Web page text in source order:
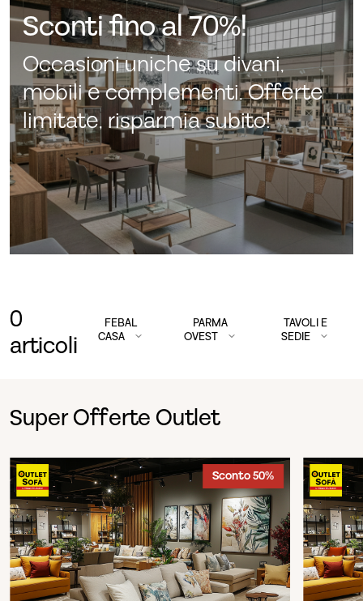
Sconti fino al 70%!
Occasioni uniche su divani,
mobili e complementi. Offerte
limitate, risparmia subito!
0
articoli
FEBAL
CASA
PARMA
OVEST
TAVOLI E
SEDIE
Super Offerte Outlet
Sconto 50%